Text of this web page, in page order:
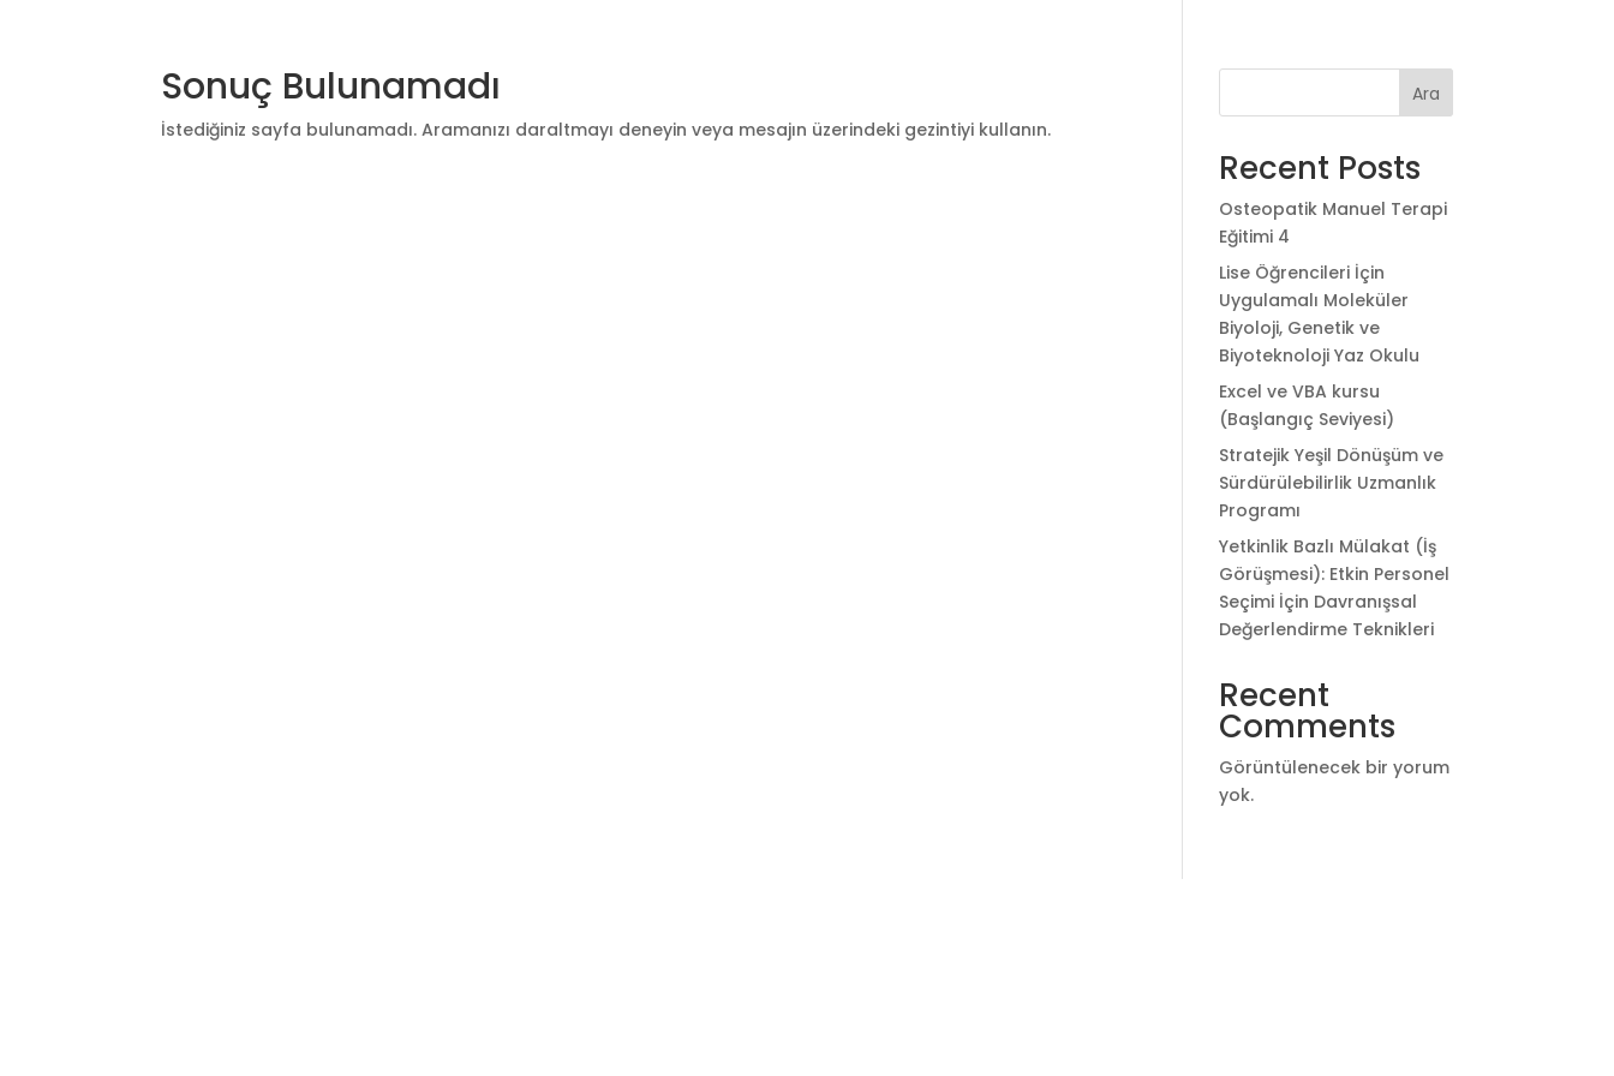
Sonuç Bulunamadı
İstediğiniz sayfa bulunamadı. Aramanızı daraltmayı deneyin veya mesajın üzerindeki gezintiyi kullanın.
Ara
Recent Posts
Osteopatik Manuel Terapi
Eğitimi 4
Lise Öğrencileri İçin
Uygulamalı Moleküler
Biyoloji, Genetik ve
Biyoteknoloji Yaz Okulu
Excel ve VBA kursu
(Başlangıç Seviyesi)
Stratejik Yeşil Dönüşüm ve
Sürdürülebilirlik Uzmanlık
Programı
Yetkinlik Bazlı Mülakat (İş
Görüşmesi): Etkin Personel
Seçimi İçin Davranışsal
Değerlendirme Teknikleri
Recent
Comments
Görüntülenecek bir yorum
yok.